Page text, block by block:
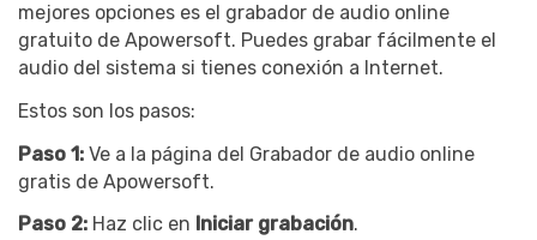
mejores opciones es el grabador de audio online
gratuito de Apowersoft. Puedes grabar fácilmente el
audio del sistema si tienes conexión a Internet.
Estos son los pasos:
Paso 1: Ve a la página del Grabador de audio online
gratis de Apowersoft.
Paso 2: Haz clic en Iniciar grabación.